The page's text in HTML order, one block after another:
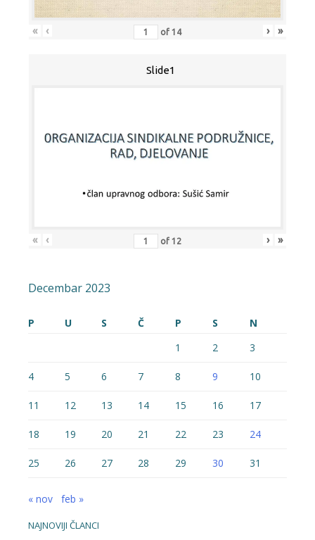
« ‹ of 14 › »
Slide1
« ‹ of 12 › »
Decembar 2023
P U S Č P S
N
1
2 3
4 5 6 7 8 9 10
11 12 13 14 15 16 17
18 19 20 21 22 23 24
25 26 27 28 29 30 31
« nov feb »
NAJNOVIJI ČLANCI